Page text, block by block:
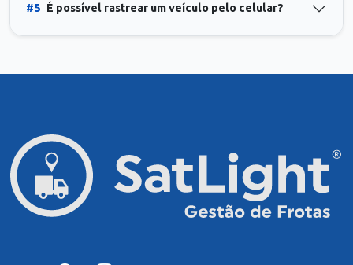
#5 É possível rastrear um veículo pelo celular?